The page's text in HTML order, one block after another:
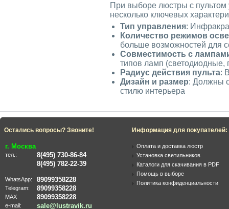
При выборе люстры с пультом
несколько ключевых
Тип управления:
Количество режимов
больше возможностей для
Совместимость с
типов ламп (светодиодные,
Радиус действия пульта:
Дизайн и размер: Должны
стилю интерьера
Остались вопросы? Звоните!
г. Москва
тел.:
8(495) 730-86-84
8(495) 782-22-39
WhatsApp: 89099358228
Telegram: 89099358228
MAX 89099358228
e-mail: sale@lustravik.ru
Информация для покупателей:
Оплата и доставка люстр
Установка светильников
Каталоги для скачивания в PDF
Помощь в выборе
Политика конфиденциальности